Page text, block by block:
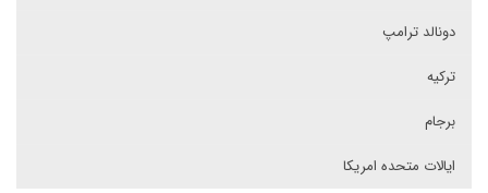
دونالد ترامپ
ترکیه
برجام
ایالات متحده امریکا